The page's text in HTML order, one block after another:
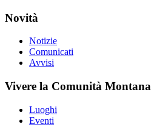
Novità
Notizie
Comunicati
Avvisi
Vivere la Comunità Montana
Luoghi
Eventi